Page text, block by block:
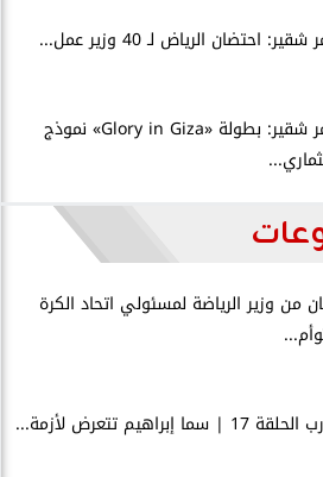
احتضان الرياض لـ 40 وزير عمل...
سامر شقير: بطولة «Glory in Giza» نموذج
من وزير الرياضة لمسئولي اتحاد الكرة
| سما إبراهيم تتعرض لأزمة...